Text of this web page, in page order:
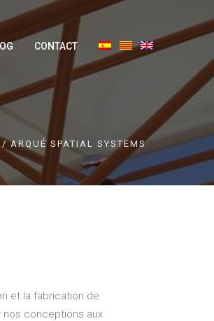
CONTACT
ARQUÉ SPATIAL SYSTEMS
et la fabrication de
conceptions aux